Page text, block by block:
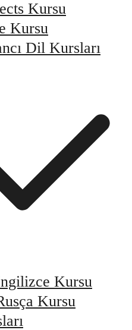
Kursu
Kursu
Dil Kursları
Kursu
Kursu